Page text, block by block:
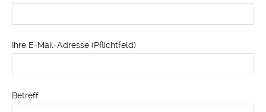
Ihre E-Mail-Adresse (Pflichtfeld)
Betreff